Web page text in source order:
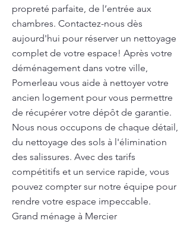
propreté parfaite, de l’entrée aux
chambres. Contactez-nous dès
aujourd'hui pour réserver un nettoyage
complet de votre espace! Après votre
déménagement dans votre ville,
Pomerleau vous aide à nettoyer votre
ancien logement pour vous permettre
de récupérer votre dépôt de garantie.
Nous nous occupons de chaque détail,
du nettoyage des sols à l'élimination
des salissures. Avec des tarifs
compétitifs et un service rapide, vous
pouvez compter sur notre équipe pour
rendre votre espace impeccable.
Grand ménage à Mercier